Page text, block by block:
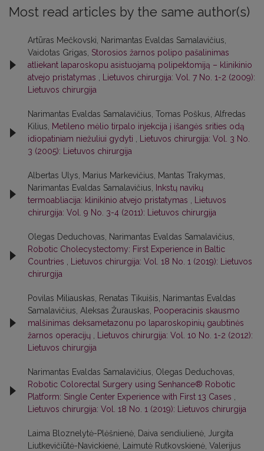
Most read articles by the same author(s)
Artūras Mečkovski, Narimantas Evaldas Samalavičius,
Vaidotas Grigas, Storosios žarnos polipo pašalinimas
atliekant laparoskopu asistuojamą polipektomiją – klinikinio
atvejo pristatymas
Lietuvos chirurgija: Vol. 7 No. 1-2 (2009):
Lietuvos chirurgija
Narimantas Evaldas Samalavičius, Tomas Poškus, Alfredas
Kilius,
Metileno mėlio tirpalo injekcija į išangės srities odą
idiopatiniam niežuliui gydyti
Lietuvos chirurgija: Vol. 3 No.
3 (2005): Lietuvos chirurgija
Albertas Ulys, Marius Markevičius, Mantas Trakymas,
Narimantas Evaldas Samalavičius,
Inkstų navikų
termoabliacija: klinikinio atvejo pristatymas
Lietuvos
chirurgija: Vol. 9 No. 3-4 (2011): Lietuvos chirurgija
Olegas Deduchovas, Narimantas Evaldas Samalavičius,
Robotic Cholecystectomy: First Experience in Baltic
Countries
Lietuvos chirurgija: Vol. 18 No. 1 (2019): Lietuvos
chirurgija
Povilas Miliauskas, Renatas Tikuišis, Narimantas Evaldas
Samalavičius, Aleksas Žurauskas,
Pooperacinis skausmo
malšinimas deksametazonu po laparoskopinių gaubtinės
žarnos operacijų
Lietuvos chirurgija: Vol. 10 No. 1-2 (2012):
Lietuvos chirurgija
Narimantas Evaldas Samalavičius, Olegas Deduchovas,
Robotic Colorectal Surgery using Senhance® Robotic
Platform: Single Center Experience with First 13 Cases
Lietuvos chirurgija: Vol. 18 No. 1 (2019): Lietuvos chirurgija
Laima Bloznelytė-Plėšnienė, Daiva sendiulienė, Jurgita
Liutkevičiūtė-Navickienė, Laimutė Rutkovskienė, Valerijus